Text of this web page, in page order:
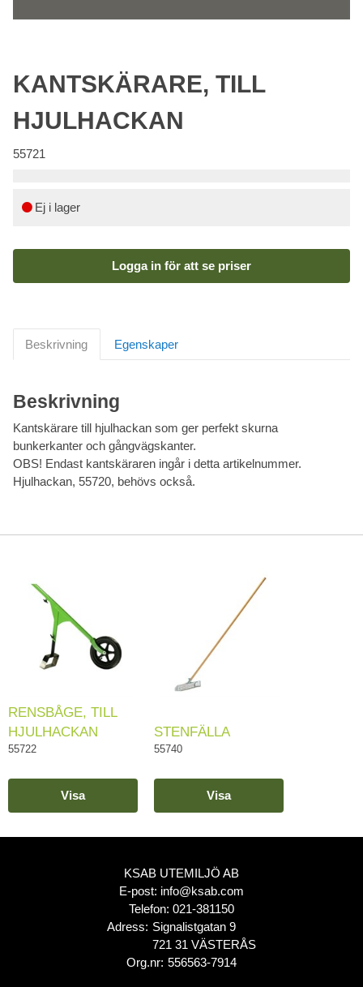
KANTSKÄRARE, TILL
HJULHACKAN
55721
Ej i lager
Logga in för att se priser
Beskrivning Egenskaper
Beskrivning
Kantskärare till hjulhackan som ger perfekt skurna
bunkerkanter och gångvägskanter.
OBS! Endast kantskäraren ingår i detta artikelnummer.
Hjulhackan, 55720, behövs också.
RENSBÅGE, TILL
HJULHACKAN
55722
Visa
STENFÄLLA
55740
Visa
KSAB UTEMILJÖ AB
E-post: info@ksab.com
Telefon: 021-381150
Adress: Signalistgatan 9
721 31 VÄSTERÅS
Org.nr: 556563-7914